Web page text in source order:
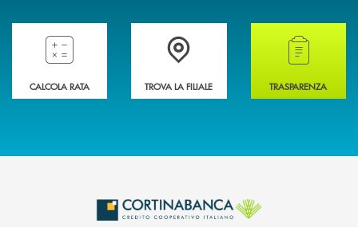
Compila il preventivatore e calcola la rata del mutuo
CALCOLA RATA
Accedi all' elenco completo delle filiali della
TROVA LA FILIALE
Hai bisogno di
TRASPARENZA